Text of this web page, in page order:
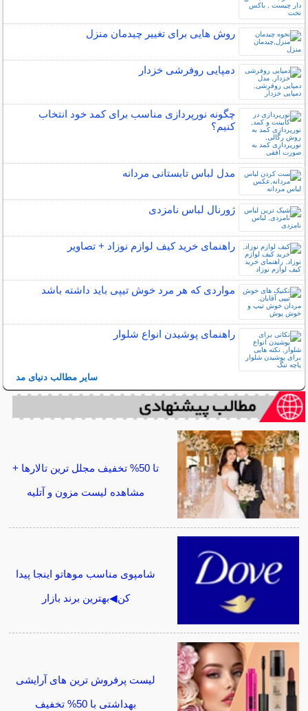
روش هایی برای تغییر چیدمان منزل
دمپایی روفرشی خزدار
چگونه نورپردازی مناسب برای کمد خود انتخاب
کنیم؟
مدل لباس تابستانی مردانه
ژورنال لباس نامزدی
راهنمای خرید کیف لوازم نوزاد + تصاویر
مواردی که هر مرد خوش تیپی باید داشته باشد
راهنمای پوشیدن انواع شلوار
سایر مطالب دنیای مد
تا 50% تخفیف مجلل ترین تالارها +
مشاهده لیست مزون و آتلیه
شامپوی مناسب موهاتو اینجا پیدا
کن◀بهترین برند بازار
لیست پرفروش ترین های آرایشی
بهداشتی با 50% تخفیف